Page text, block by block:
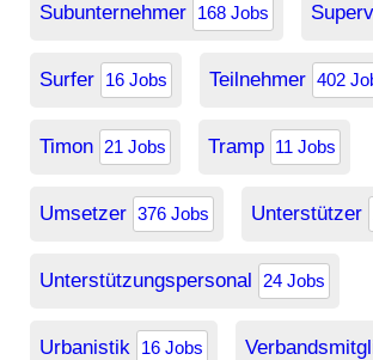
Subunternehmer 168 Jobs
Surfer 16 Jobs Teilnehmer 402
Timon 21 Jobs Tramp 11 Jobs
Umsetzer 376 Jobs Unterstützer
Unterstützungspersonal 24 Jobs
Urbanistik 16 Jobs